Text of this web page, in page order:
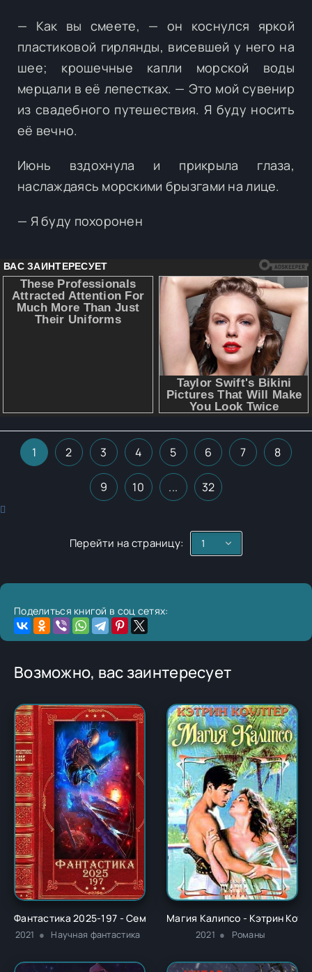
— Как вы смеете, — он коснулся яркой
пластиковой гирлянды, висевшей у него на
шее; крошечные капли морской воды
мерцали в её лепестках. — Это мой сувенир
из свадебного путешествия. Я буду носить
её вечно.
Июнь вздохнула и прикрыла глаза,
наслаждаясь морскими брызгами на лице.
— Я буду похоронен
1 2 3 4 5 6 7 8
9 10 ... 32
Перейти на страницу:
Поделиться книгой в соц сетях:
Возможно, вас заинтересует
Фантастика 2025-197 - Семён Нестеров
2021 Научная фантастика
Магия Калипсо - Кэтрин
2021 Романы